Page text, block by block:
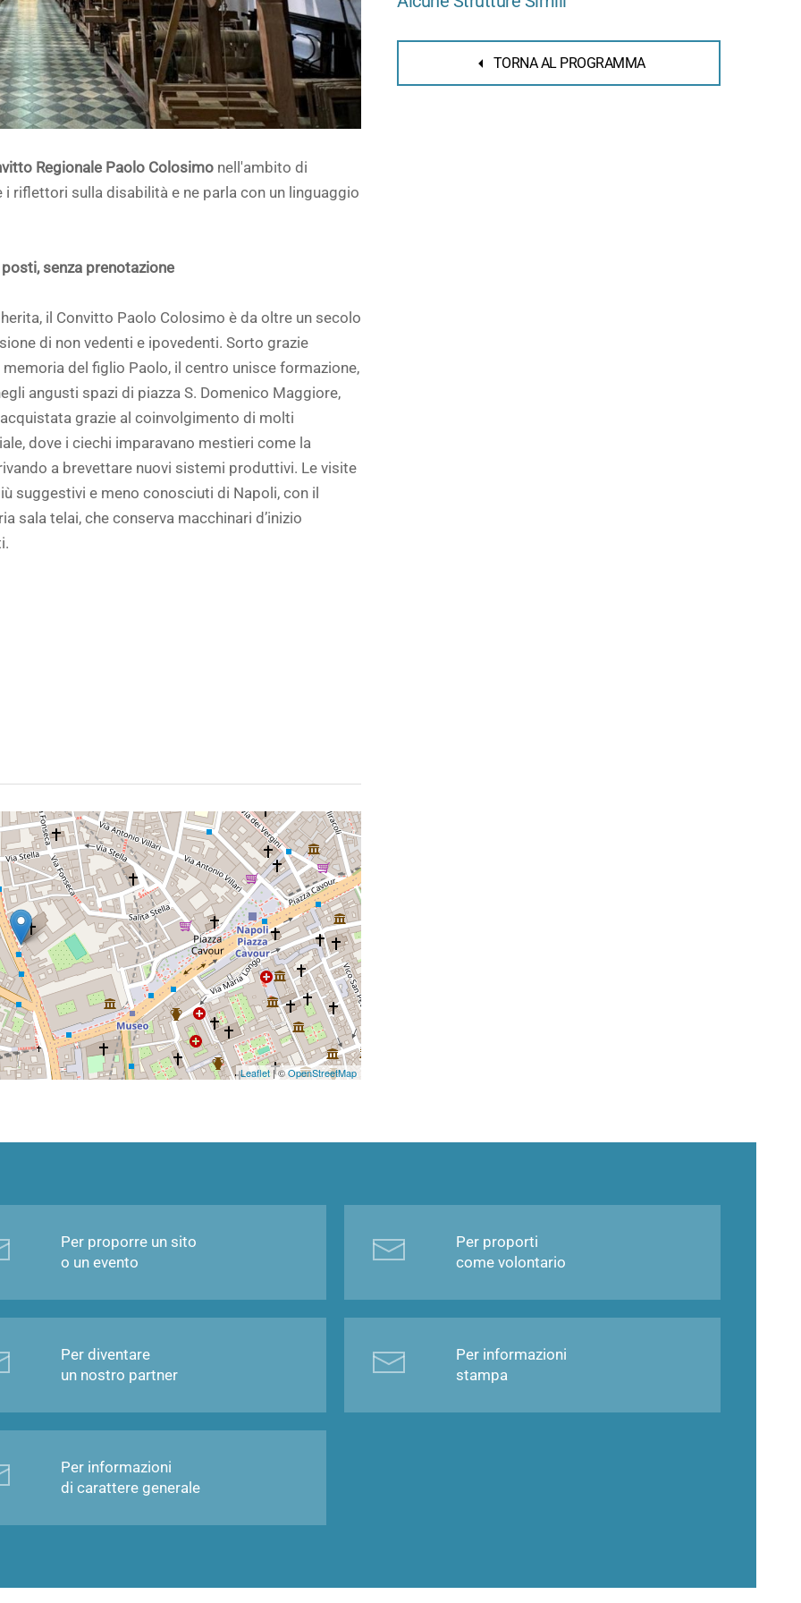
Regionale Paolo Colosimo nell'ambito di
i riflettori sulla disabilità e ne parla con un linguaggio
senza prenotazione
il Convitto Paolo Colosimo è da oltre un secolo
di non vedenti e ipovedenti. Sorto grazie
del figlio Paolo, il centro unisce formazione,
angusti spazi di piazza S. Domenico Maggiore,
grazie al coinvolgimento di molti
dove i ciechi imparavano mestieri come la
a brevettare nuovi sistemi produttivi. Le visite
suggestivi e meno conosciuti di Napoli, con il
sala telai, che conserva macchinari d’inizio
Leaflet| ©OpenStreetMap
TORNA AL PROGRAMMA
Per proporre un sito
o un evento
Per proporti
come volontario
Per diventare
un nostro partner
Per informazioni
stampa
Per informazioni
di carattere generale